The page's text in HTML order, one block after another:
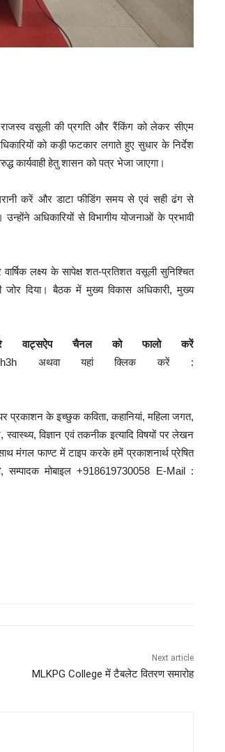
वसूली की प्रगति और रैंकिंग को लेकर सीएम
को कड़ी फटकार लगाते हुए सुधार के निर्देश
कार्यवाही हेतु शासन को पत्र भेजा जाएगा।
करें और डाटा फीडिंग समय से एवं सही ढंग से
अधिकारियों से विभागीय योजनाओं के प्रभावी
लक्ष्य के सापेक्ष शत-प्रतिशत वसूली सुनिश्चित
दिया। बैठक में मुख्य विकास अधिकारी, मुख्य
वाट्सऐप चैनल को फालो करें
अथवा यहां क्लिक करें :
के इच्छुक कविता, कहानियां, महिला जगत,
विज्ञान एवं तकनीक इत्यादि विषयों पर लेखन
मंगल फाण्ट में टाइप करके हमें प्रकाशनार्थ प्रेषित
, सम्पादक मोबाइल +918619730058 E-Mail :
Next article
MLKPG College में टैबलेट वितरण समारोह